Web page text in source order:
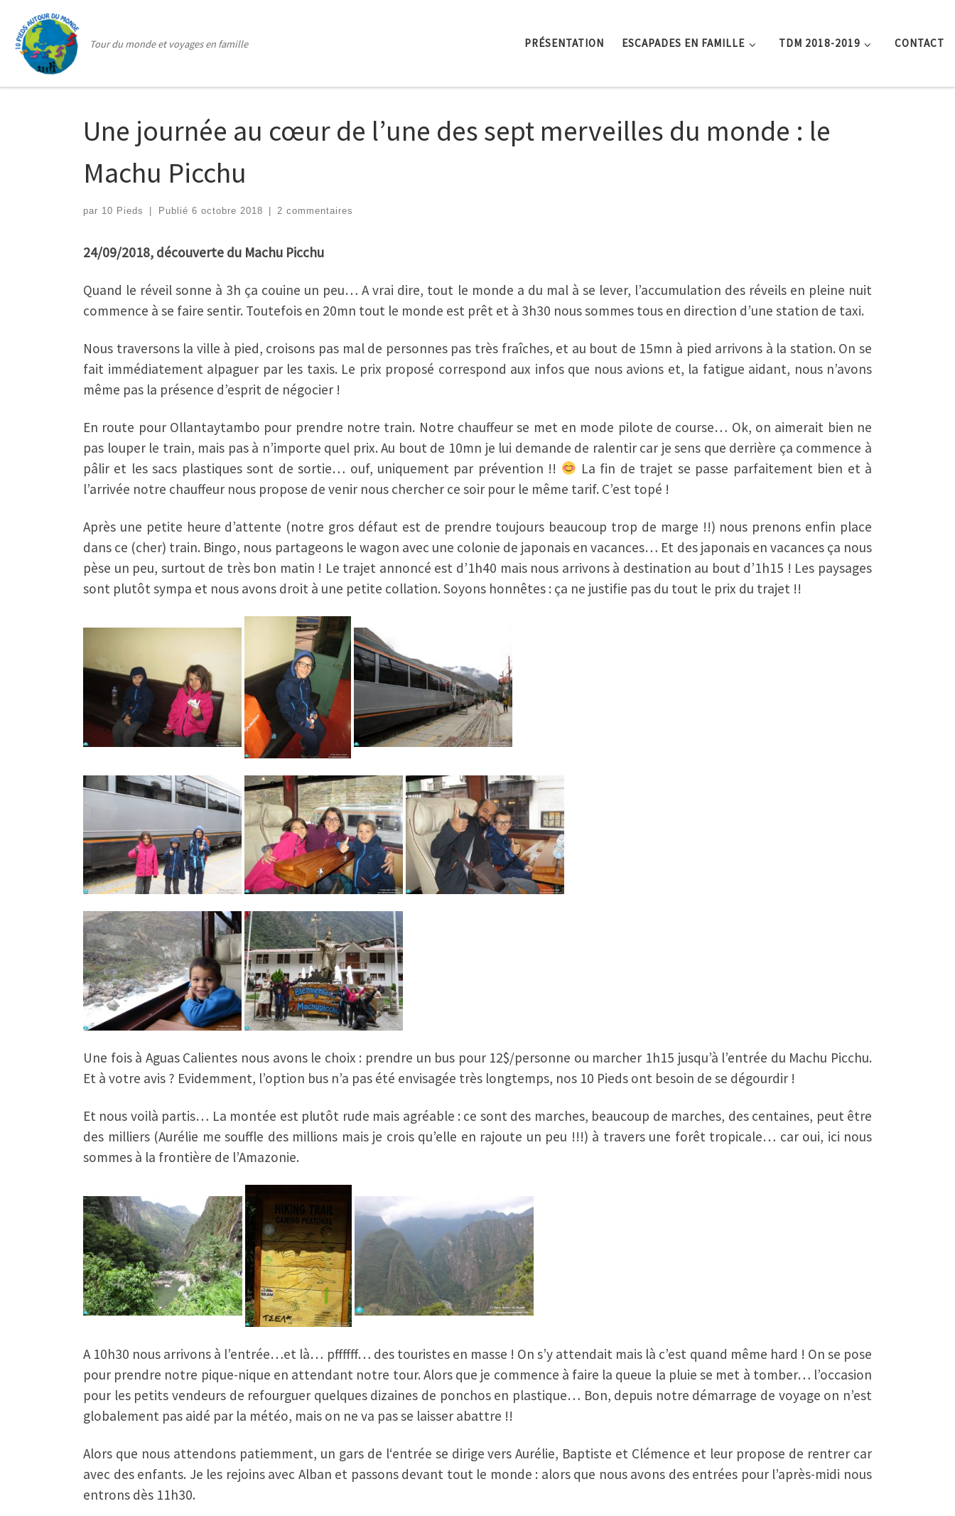
Passer au contenu
Tour du monde et voyages en famille PRÉSENTATION ESCAPADES EN FAMILLE TDM 2018-2019 CONTACT
Une journée au cœur de l’une des sept merveilles du monde : le
Machu Picchu
par 10 Pieds Publié 6 octobre 2018 2 commentaires
24/09/2018, découverte du Machu Picchu
Quand le réveil sonne à 3h ça couine un peu… A vrai dire, tout le monde a du mal à se lever, l’accumulation des réveils en pleine nuit
commence à se faire sentir. Toutefois en 20mn tout le monde est prêt et à 3h30 nous sommes tous en direction d’une station de taxi.
Nous traversons la ville à pied, croisons pas mal de personnes pas très fraîches, et au bout de 15mn à pied arrivons à la station. On se
fait immédiatement alpaguer par les taxis. Le prix proposé correspond aux infos que nous avions et, la fatigue aidant, nous n’avons
même pas la présence d’esprit de négocier !
En route pour Ollantaytambo pour prendre notre train. Notre chauffeur se met en mode pilote de course… Ok, on aimerait bien ne
pas louper le train, mais pas à n’importe quel prix. Au bout de 10mn je lui demande de ralentir car je sens que derrière ça commence à
pâlir et les sacs plastiques sont de sortie… ouf, uniquement par prévention !!
La fin de trajet se passe parfaitement bien et à
l’arrivée notre chauffeur nous propose de venir nous chercher ce soir pour le même tarif. C’est topé !
Après une petite heure d’attente (notre gros défaut est de prendre toujours beaucoup trop de marge !!) nous prenons enfin place
dans ce (cher) train. Bingo, nous partageons le wagon avec une colonie de japonais en vacances… Et des japonais en vacances ça nous
pèse un peu, surtout de très bon matin ! Le trajet annoncé est d’1h40 mais nous arrivons à destination au bout d’1h15 ! Les paysages
sont plutôt sympa et nous avons droit à une petite collation. Soyons honnêtes : ça ne justifie pas du tout le prix du trajet !!
Une fois à Aguas Calientes nous avons le choix : prendre un bus pour 12$/personne ou marcher 1h15 jusqu’à l’entrée du Machu Picchu.
Et à votre avis ? Evidemment, l’option bus n’a pas été envisagée très longtemps, nos 10 Pieds ont besoin de se dégourdir !
Et nous voilà partis… La montée est plutôt rude mais agréable : ce sont des marches, beaucoup de marches, des centaines, peut être
des milliers (Aurélie me souffle des millions mais je crois qu’elle en rajoute un peu !!!) à travers une forêt tropicale… car oui, ici nous
sommes à la frontière de l’Amazonie.
A 10h30 nous arrivons à l’entrée…et là… pffffff… des touristes en masse ! On s’y attendait mais là c’est quand même hard ! On se pose
pour prendre notre pique-nique en attendant notre tour. Alors que je commence à faire la queue la pluie se met à tomber… l’occasion
pour les petits vendeurs de refourguer quelques dizaines de ponchos en plastique… Bon, depuis notre démarrage de voyage on n’est
globalement pas aidé par la météo, mais on ne va pas se laisser abattre !!
Alors que nous attendons patiemment, un gars de l‘entrée se dirige vers Aurélie, Baptiste et Clémence et leur propose de rentrer car
avec des enfants. Je les rejoins avec Alban et passons devant tout le monde : alors que nous avons des entrées pour l’après-midi nous
entrons dès 11h30.